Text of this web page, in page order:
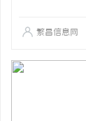
繁昌信息网